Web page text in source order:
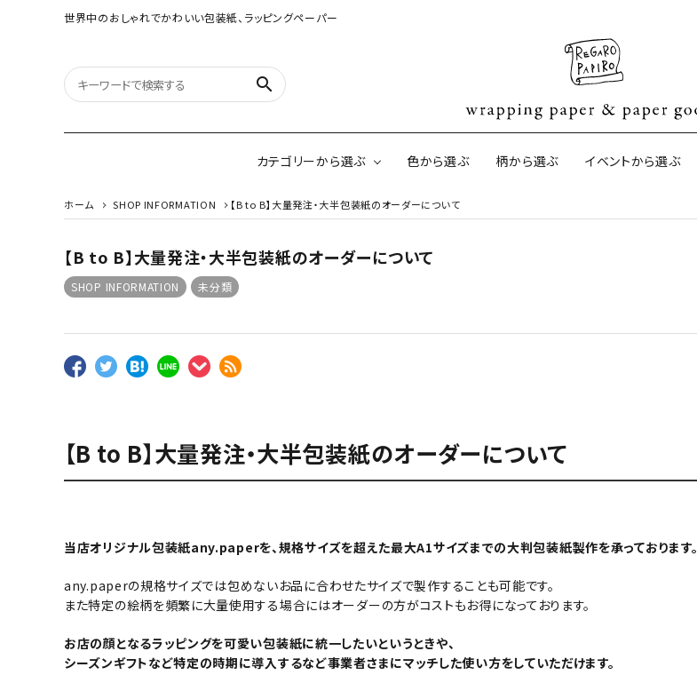
世界中のおしゃれでかわいい包装紙、ラッピングペーパー
search
カテゴリーから選ぶ
オリジナルラッピング
ペーパー
紙雑貨
ッタ&ガーランド
色から選ぶ 柄から選ぶ イベントから選ぶ
ホーム SHOP INFORMATION 【B to B】大量発注・大半包装紙のオーダーについて
【B to B】大量発注・大半包装紙のオーダーについて
SHOP INFORMATION 未分類
【B to B】大量発注・大半包装紙のオーダーについて
当店オリジナル包装紙any.paperを、規格サイズを超えた最大A1サイズまでの大判包装紙製作を承っております。
any.paperの規格サイズでは包めないお品に合わせたサイズで製作することも可能です。
また特定の絵柄を頻繁に大量使用する場合にはオーダーの方がコストもお得になっております。
お店の顔となるラッピングを可愛い包装紙に統一したいというときや、
シーズンギフトなど特定の時期に導入するなど事業者さまにマッチした使い方をしていただけます。